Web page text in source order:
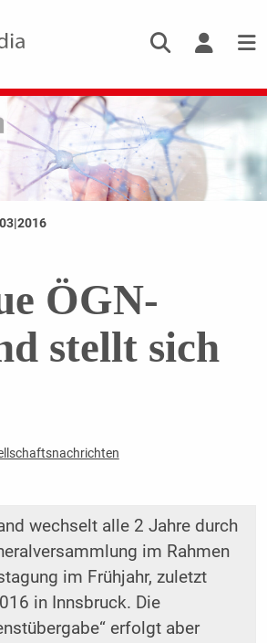
ÖGN-
stellt sich
wechselt alle 2 Jahre durch
im Rahmen
im Frühjahr, zuletzt
in Innsbruck. Die
erfolgt aber